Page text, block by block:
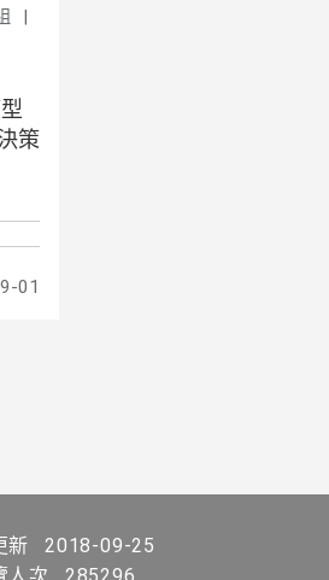
|
策
01
新
2018-09-25